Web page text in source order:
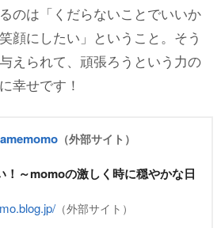
のは「くだらないことでいいか
顔にしたい」ということ。そう
えられて、頑張ろうという力の
幸せです！
（外部サイト）
！～momoの激しく時に穏やかな日
（外部サイト）